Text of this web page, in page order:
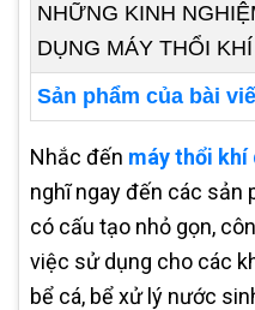
NHỮNG KINH
DỤNG MÁY THỔI
Sản phẩm của bài
Nhắc đến máy thổi khí
nghĩ ngay đến các sản
có cấu tạo nhỏ gọn,
việc sử dụng cho các
bể cá, bể xử lý nước